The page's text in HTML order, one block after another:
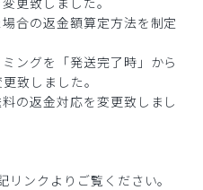
合の返金額算定方法を制定
ングを「発送完了時」から
致しました。
の返金対応を変更致しまし
ンクよりご覧ください。